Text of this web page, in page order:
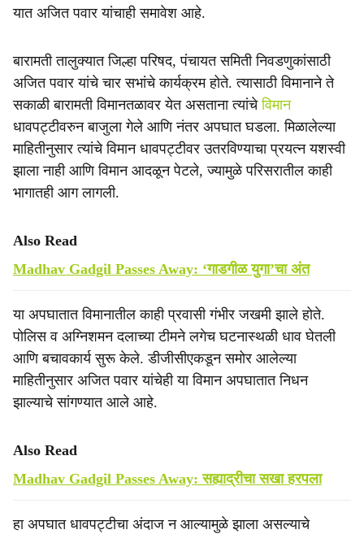
यात अजित पवार यांचाही समावेश आहे.
बारामती तालुक्यात जिल्हा परिषद, पंचायत समिती निवडणुकांसाठी
अजित पवार यांचे चार सभांचे कार्यक्रम होते. त्यासाठी विमानाने ते
सकाळी बारामती विमानतळावर येत असताना त्यांचेविमान
धावपट्टीवरुन बाजुला गेले आणि नंतर अपघात घडला. मिळालेल्या
माहितीनुसार त्यांचे विमान धावपट्टीवर उतरविण्याचा प्रयत्न यशस्वी
झाला नाही आणि विमान आदळून पेटले, ज्यामुळे परिसरातील काही
भागातही आग लागली.
Also Read
Madhav Gadgil Passes Away: ‘गाडगीळ युगा’चा अंत
या अपघातात विमानातील काही प्रवासी गंभीर जखमी झाले होते.
पोलिस व अग्निशमन दलाच्या टीमने लगेच घटनास्थळी धाव घेतली
आणि बचावकार्य सुरू केले. डीजीसीएकडून समोर आलेल्या
माहितीनुसार अजित पवार यांचेही या विमान अपघातात निधन
झाल्याचे सांगण्यात आले आहे.
Also Read
Madhav Gadgil Passes Away: सह्याद्रीचा सखा हरपला
हा अपघात धावपट्टीचा अंदाज न आल्यामुळे झाला असल्याचे